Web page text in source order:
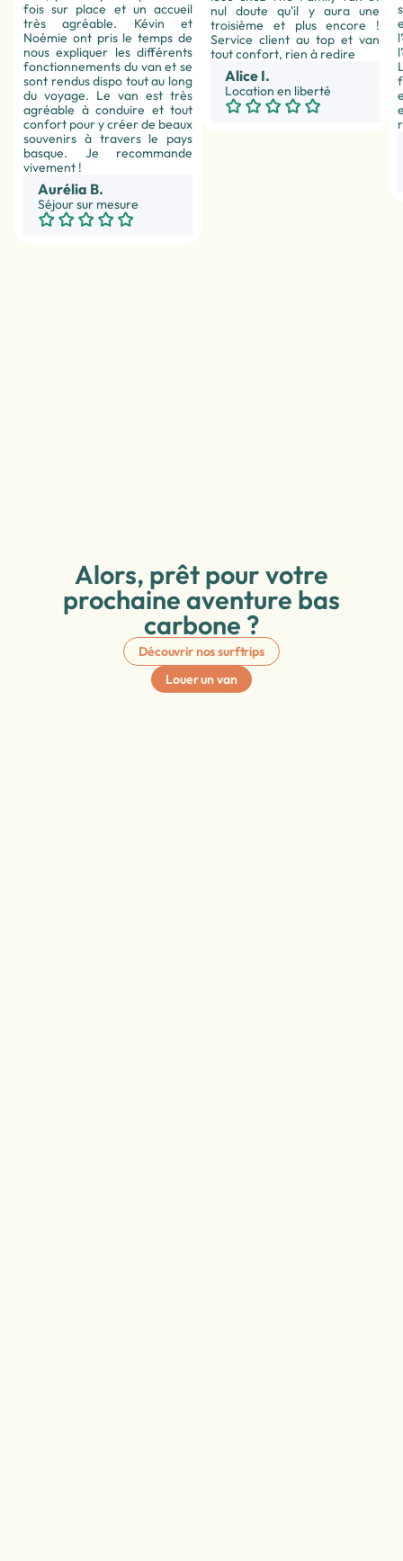
fois sur place et un accueil
très agréable. Kévin et
Noémie ont pris le temps de
nous expliquer les différents
fonctionnements du van et se
sont rendus dispo tout au long
du voyage. Le van est très
agréable à conduire et tout
confort pour y créer de beaux
souvenirs à travers le pays
basque. Je recommande
vivement !
Aurélia B.
Séjour sur mesure
nul doute qu'il y aura une
troisième et plus encore !
Service client au top et van
tout confort, rien à redire
Alice I.
Location en liberté
Alors, prêt pour votre
prochaine aventure bas
carbone ?
Découvrir nos surftrips
Louer un van